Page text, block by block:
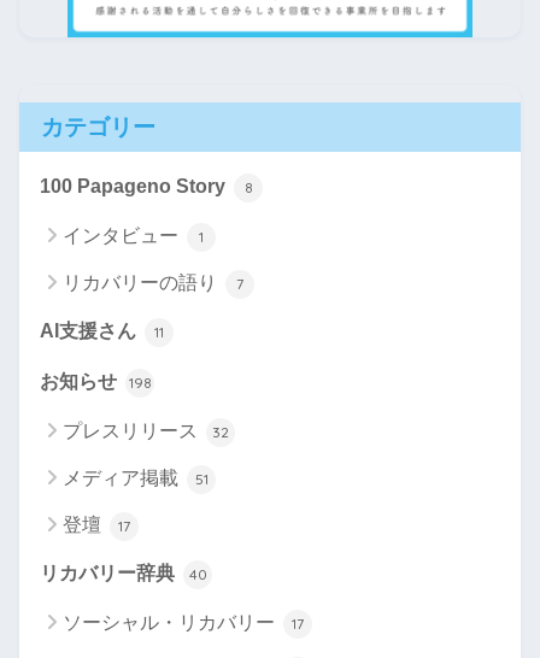
カテゴリー
100 Papageno Story 8
インタビュー 1
リカバリーの語り 7
AI支援さん 11
お知らせ 198
プレスリリース 32
メディア掲載 51
登壇 17
リカバリー辞典 40
ソーシャル・リカバリー 17